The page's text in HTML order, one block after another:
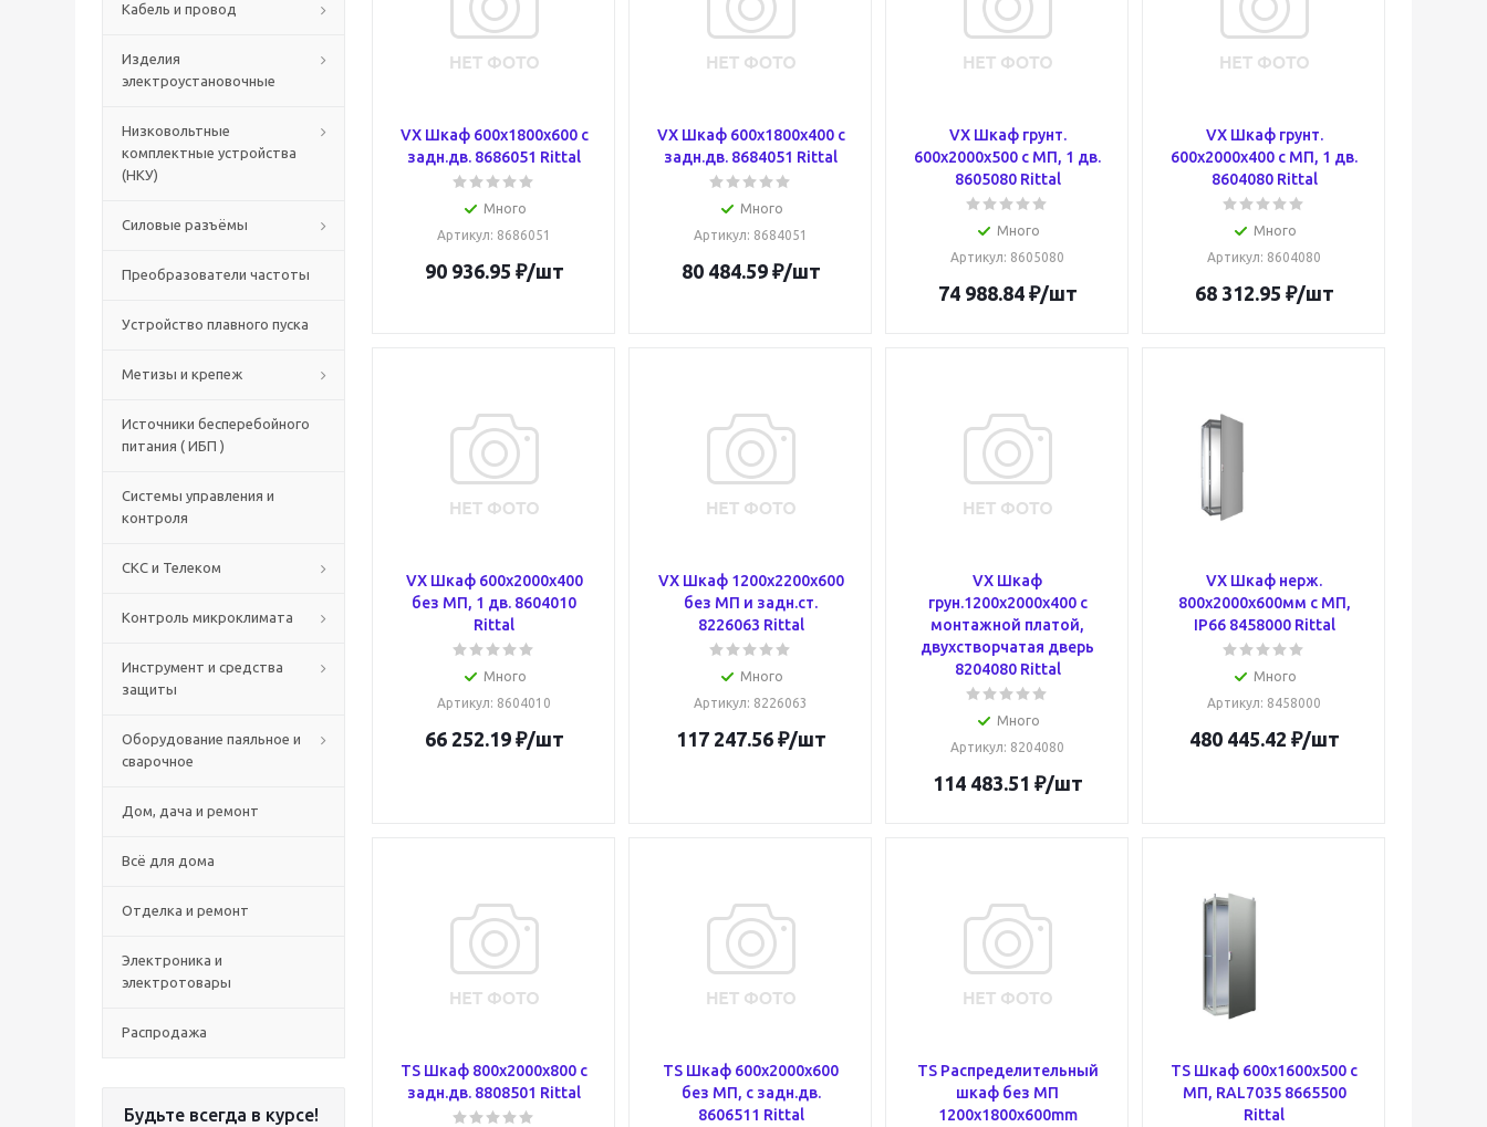
Кабель и провод
Изделия
электроустановочные
Низковольтные
комплектные устройства
(НКУ)
Силовые разъёмы
Преобразователи частоты
Устройство плавного пуска
Метизы и крепеж
Источники бесперебойного
питания ( ИБП )
Системы управления и
контроля
СКС и Телеком
Контроль микроклимата
Инструмент и средства
защиты
Оборудование паяльное и
сварочное
Дом, дача и ремонт
Всё для дома
Отделка и ремонт
Электроника и
электротовары
Распродажа
Будьте всегда в курсе!
VX Шкаф 600x1800x600 с
задн.дв. 8686051 Rittal
Много
Артикул: 8686051
90 936.95 ₽/шт
VX Шкаф 600x1800x400 с
задн.дв. 8684051 Rittal
Много
Артикул: 8684051
80 484.59₽/шт
VX Шкаф грунт.
600x2000x500 с МП, 1 дв.
8605080 Rittal
Много
Артикул: 8605080
74 988.84₽/шт
VX Шкаф грунт.
600x2000x400 с МП, 1 дв.
8604080 Rittal
Много
Артикул: 8604080
68 312.95 ₽/шт
VX Шкаф 600x2000x400
без МП, 1 дв. 8604010
Rittal
Много
Артикул: 8604010
66 252.19₽/шт
VX Шкаф 1200x2200x600
без МП и задн.ст.
8226063 Rittal
Много
Артикул: 8226063
117 247.56₽/шт
VX Шкаф
грун.1200x2000x400 с
монтажной платой,
двухстворчатая дверь
8204080 Rittal
Много
Артикул: 8204080
114 483.51 ₽/шт
VX Шкаф нерж.
800x2000x600мм с МП,
IP66 8458000 Rittal
Много
Артикул: 8458000
480 445.42 ₽/шт
TS Шкаф 800x2000x800 с
задн.дв. 8808501 Rittal
TS Шкаф 600x2000x600
без МП, с задн.дв.
8606511 Rittal
TS Распределительный
шкаф без МП
1200x1800x600mm
TS Шкаф 600x1600x500 c
МП, RAL7035 8665500
Rittal